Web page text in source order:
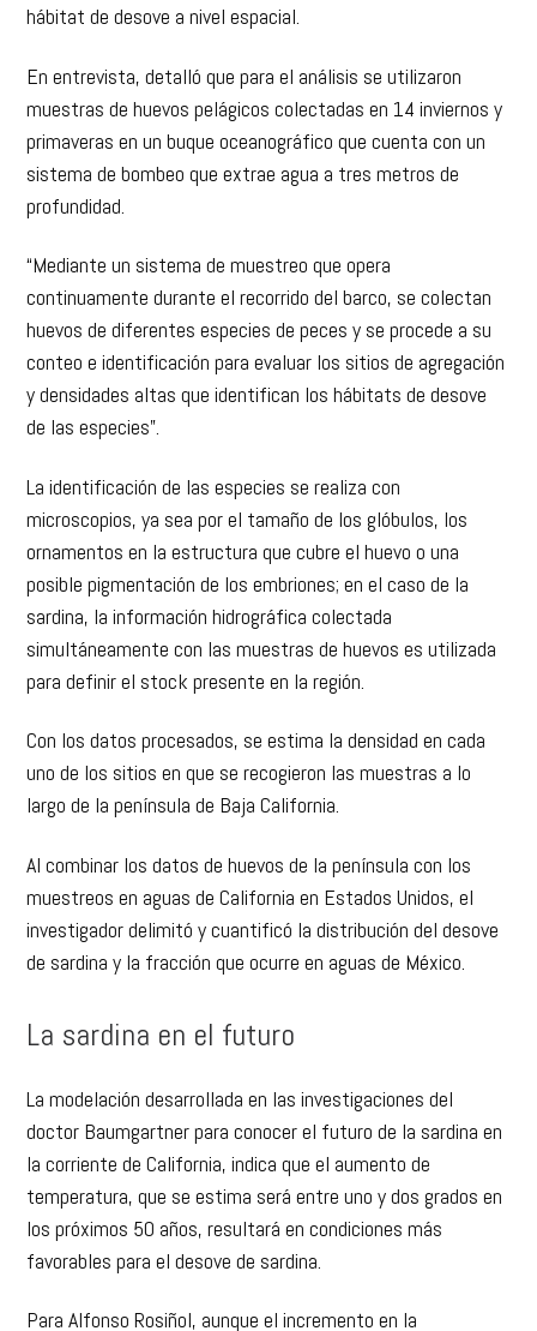
hábitat de desove a nivel espacial.
En entrevista, detalló que para el análisis se utilizaron
muestras de huevos pelágicos colectadas en 14 inviernos y
primaveras en un buque oceanográfico que cuenta con un
sistema de bombeo que extrae agua a tres metros de
profundidad.
“Mediante un sistema de muestreo que opera
continuamente durante el recorrido del barco, se colectan
huevos de diferentes especies de peces y se procede a su
conteo e identificación para evaluar los sitios de agregación
y densidades altas que identifican los hábitats de desove
de las especies”.
La identificación de las especies se realiza con
microscopios, ya sea por el tamaño de los glóbulos, los
ornamentos en la estructura que cubre el huevo o una
posible pigmentación de los embriones; en el caso de la
sardina, la información hidrográfica colectada
simultáneamente con las muestras de huevos es utilizada
para definir el stock presente en la región.
Con los datos procesados, se estima la densidad en cada
uno de los sitios en que se recogieron las muestras a lo
largo de la península de Baja California.
Al combinar los datos de huevos de la península con los
muestreos en aguas de California en Estados Unidos, el
investigador delimitó y cuantificó la distribución del desove
de sardina y la fracción que ocurre en aguas de México.
La sardina en el futuro
La modelación desarrollada en las investigaciones del
doctor Baumgartner para conocer el futuro de la sardina en
la corriente de California, indica que el aumento de
temperatura, que se estima será entre uno y dos grados en
los próximos 50 años, resultará en condiciones más
favorables para el desove de sardina.
Para Alfonso Rosiñol, aunque el incremento en la